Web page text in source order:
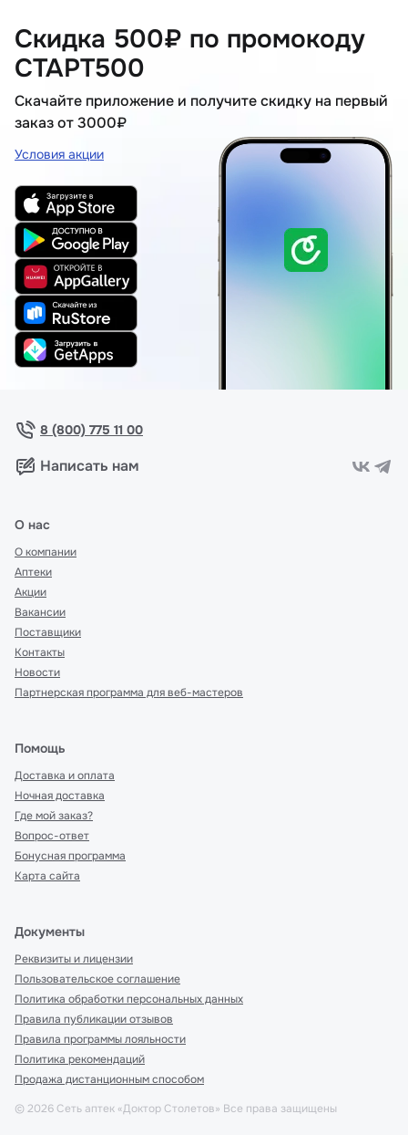
Скидка 500₽ по промокоду
СТАРТ500
Скачайте приложение и получите скидку на первый
заказ от 3000₽
Условия акции
8 (800) 775 11 00
Написать нам
О нас
О компании
Аптеки
Акции
Вакансии
Поставщики
Контакты
Новости
Партнерская программа для веб-мастеров
Помощь
Доставка и оплата
Ночная доставка
Где мой заказ?
Вопрос-ответ
Бонусная программа
Карта сайта
Документы
Реквизиты и лицензии
Пользовательское соглашение
Политика обработки персональных данных
Правила публикации отзывов
Правила программы лояльности
Политика рекомендаций
Продажа дистанционным способом
© 2026 Сеть аптек «Доктор Столетов» Все права защищены